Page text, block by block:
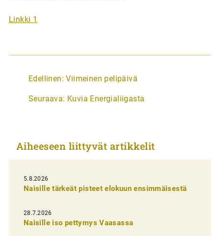
Linkki 1
A
t
k
e
l
i
e
n
Edellinen: Viimeinen pelipäivä
Seuraava: Kuvia Energialiigasta
Aiheeseen liittyvät artikkelit
5.8.2026
Naisille tärkeät pisteet elokuun ensimmäisestä
28.7.2026
Naisille iso pettymys Vaasassa